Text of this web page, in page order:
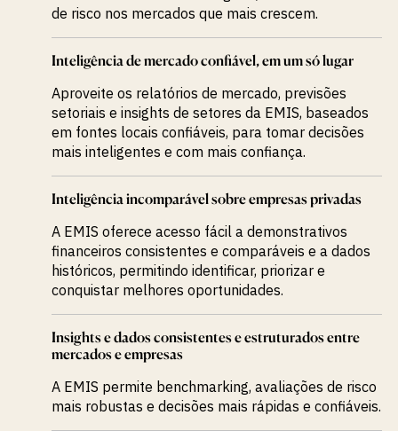
de risco nos mercados que mais crescem.
Inteligência de mercado confiável, em um só lugar
Aproveite os relatórios de mercado, previsões
setoriais e insights de setores da EMIS, baseados
em fontes locais confiáveis, para tomar decisões
mais inteligentes e com mais confiança.
Inteligência incomparável sobre empresas privadas
A EMIS oferece acesso fácil a demonstrativos
financeiros consistentes e comparáveis e a dados
históricos, permitindo identificar, priorizar e
conquistar melhores oportunidades.
Insights e dados consistentes e estruturados entre
mercados e empresas
A EMIS permite benchmarking, avaliações de risco
mais robustas e decisões mais rápidas e confiáveis.